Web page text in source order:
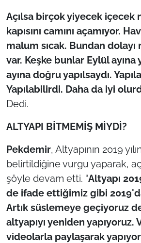
Açılsa birçok yiyecek içecek
kapısını camını açamıyor.
malum sıcak. Bundan
var. Keşke bunlar Eylül ayına
ayına doğru yapılsaydı.
Yapılabilirdi. Daha da iyi
Dedi.
ALTYAPI BİTMEMİŞ MİYDİ?
Pekdemir, Altyapının 2019
belirtildiğine vurgu yaparak,
şöyle devam etti. “Altyapı
de ifade ettiğimiz gibi
Artık süslemeye geçiyoruz
altyapıyı yeniden yapıyoruz.
videolarla paylaşarak
Finans
Gündem-Eğitim